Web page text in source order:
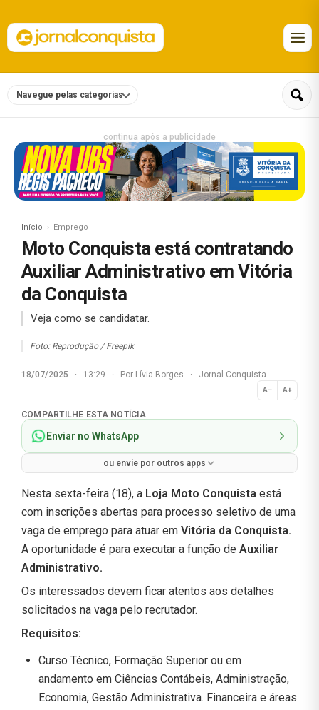
Navegue pelas categorias
continua após a publicidade
Início Emprego
Moto Conquista está contratando
Auxiliar Administrativo em Vitória
da Conquista
Veja como se candidatar.
Foto: Reprodução / Freepik
18/07/2025 · 13:29 · Por Lívia Borges · Jornal Conquista
A− A+
Normal
COMPARTILHE ESTA NOTÍCIA
Enviar no WhatsApp
ou envie por outros apps
Nesta sexta-feira (18), a Loja Moto Conquista está
com inscrições abertas para processo seletivo de uma
vaga de emprego para atuar em Vitória da Conquista.
A oportunidade é para executar a função de Auxiliar
Administrativo.
Os interessados devem ficar atentos aos detalhes
solicitados na vaga pelo recrutador.
Requisitos:
Curso Técnico, Formação Superior ou em
andamento em Ciências Contábeis, Administração,
Economia, Gestão Administrativa. Financeira e áreas